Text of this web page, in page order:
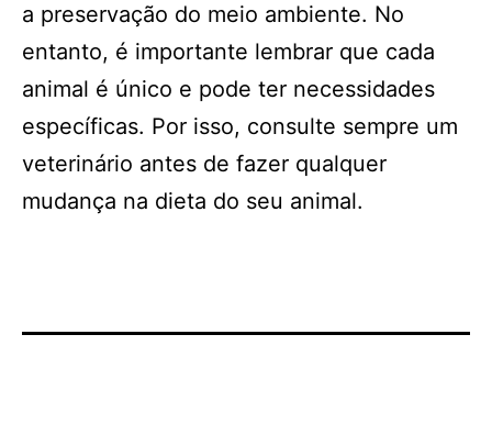
a preservação do meio ambiente. No
entanto, é importante lembrar que cada
animal é único e pode ter necessidades
específicas. Por isso, consulte sempre um
veterinário antes de fazer qualquer
mudança na dieta do seu animal.